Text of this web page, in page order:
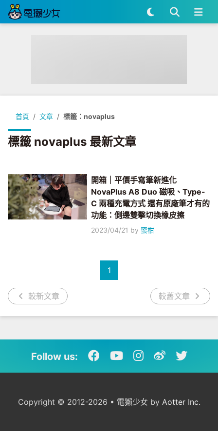
首頁 文章 標籤：novaplus
標籤 novaplus 最新文章
開箱｜平價手寫筆新進化
NovaPlus A8 Duo 磁吸、Type-
C 兩種充電方式 還有原廠筆才有的
功能：側邊雙擊切換橡皮擦
2023/04/21 by 蜜柑
較新文章
1
較舊文章
Follow us:
Copyright © 2012-2026 • 電獺少女 by Aotter Inc.